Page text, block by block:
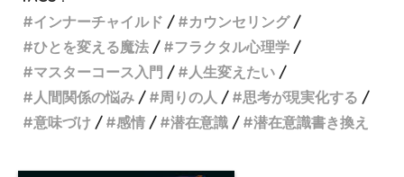
インナーチャイルド
カウンセリング
ひとを変える魔法
フラクタル心理学
マスターコース入門
人生変えたい
人間関係の悩み
周りの人
思考が現実化する
意味づけ
感情 潜在意識 潜在意識書き換え